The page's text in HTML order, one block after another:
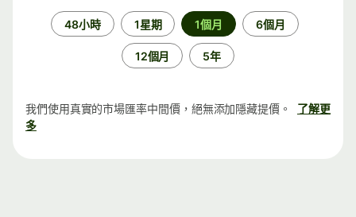
48小時 1星期 1個月 6個月
12個月 5年
我們使用真實的市場匯率中間價，絕無添加隱藏提價。
了解更
多